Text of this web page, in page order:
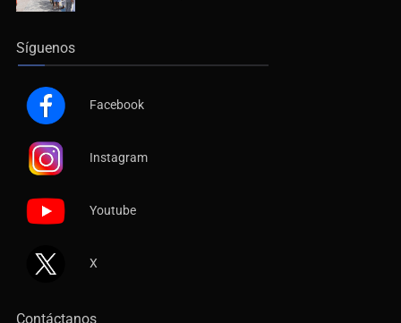
Síguenos
Facebook
Instagram
Youtube
X
Contáctanos